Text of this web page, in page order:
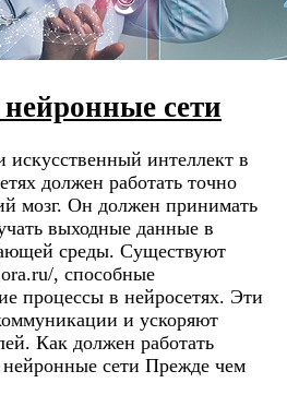
сети
интеллект в
должен работать точно
мозг. Он должен принимать
выходные данные в
среды. Существуют
, способные
процессы в нейросетях. Эти
и ускоряют
Как должен работать
сети Прежде чем